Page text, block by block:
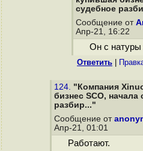
судебное
Сообщение от
Апр-21, 16:22
Он с натуры
Ответить
124. "Компания
бизнес SCO, начала
разбир..."
Сообщение от
Апр-21, 01:01
Работают.